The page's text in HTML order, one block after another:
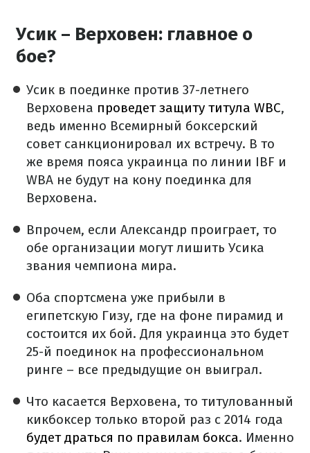
Усик – Верховен: главное о
бое?
Усик в поединке против 37-летнего
Верховена проведет защиту титула WBC,
ведь именно Всемирный боксерский
совет санкционировал их встречу. В то
же время пояса украинца по линии IBF и
WBA не будут на кону поединка для
Верховена.
Впрочем, если Александр проиграет, то
обе организации могут лишить Усика
звания чемпиона мира.
Оба спортсмена уже прибыли в
египетскую Гизу, где на фоне пирамид и
состоится их бой. Для украинца это будет
25-й поединок на профессиональном
ринге – все предыдущие он выиграл.
Что касается Верховена, то титулованный
кикбоксер только второй раз с 2014 года
будет драться по правилам бокса. Именно